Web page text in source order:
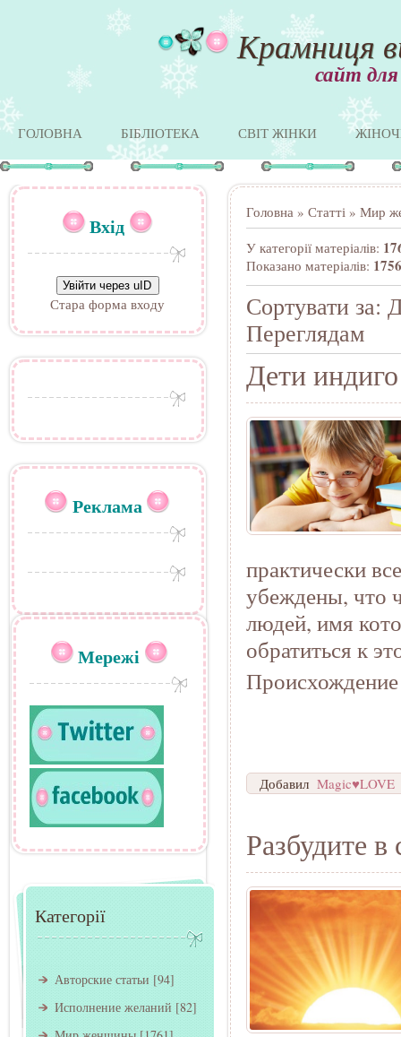
Крамниця
сайт
ГОЛОВНА БІБЛІОТЕКА СВІТ ЖІНКИ
Головна » Статті » Мир
У категорії матеріалів:
Показано матеріалів:
Сортувати за:
Переглядам
Дети индиго
практически
убеждены, что
людей, имя
обратиться к
Добавил Magic♥LOVE
Разбудите
Вхід
Увійти через uID
Стара форма входу
Реклама
Мережі
Категорії
Авторские статьи [94]
Исполнение желаний [82]